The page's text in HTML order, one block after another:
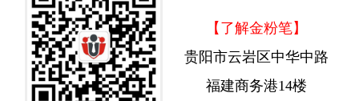
【了解金粉笔】
贵阳市云岩区中华中路
福建商务港14楼